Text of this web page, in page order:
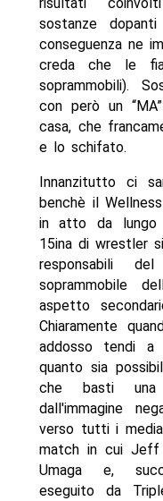
sostanze
conseguenza ne
creda che le
soprammobili).
con però un
casa, che
e lo schifato.
Innanzitutto ci
benchè il
in atto da lungo
15ina di wrestler
responsabili
soprammobile
aspetto
Chiaramente
addosso tendi a
quanto sia
che basti una
dall'immagine
verso tutti i
match in cui Jeff
Umaga e,
eseguito da